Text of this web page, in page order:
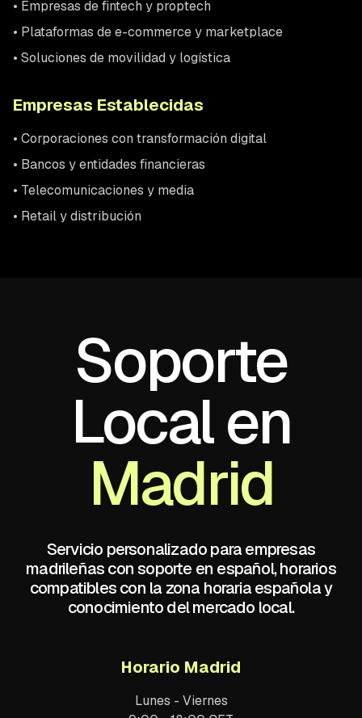
• Empresas de fintech y proptech
• Plataformas de e-commerce y marketplace
• Soluciones de movilidad y logística
Empresas Establecidas
• Corporaciones con transformación digital
• Bancos y entidades financieras
• Telecomunicaciones y media
• Retail y distribución
Soporte
Local en
Madrid
Servicio personalizado para empresas
madrileñas con soporte en español, horarios
compatibles con la zona horaria española y
conocimiento del mercado local.
Horario Madrid
Lunes - Viernes